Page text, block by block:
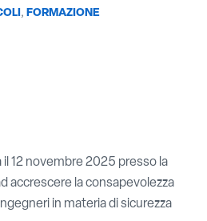
, FORMAZIONE
il 12 novembre 2025 presso la
accrescere la consapevolezza
in materia di sicurezza